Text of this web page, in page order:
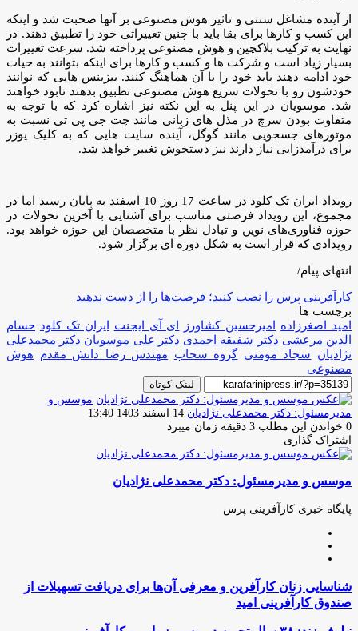
از آینده مشاغل سنتی و تاثیر هوش مصنوعی بر آنها صحبت شد و اینکه
این کسب و کارها برای بقا باید با چنین تعییراتی خود را تطبیق دهند. در
نهایت به ترکیب بلاکچین و هوش مصنوعی پرداخته شد. سرعت تغییرات
بسیار زیاد است و شرکت ها و کسب و کارها برای اینکه بتوانند به حیات
خود ادامه دهند باید خود را با آن هماهنگ کنند. بیزینس هایی که نوانند
خودشون رو با تحولات سریع هوش مصنوعی تطبیق بدهند نابود خواهند
شد. موسویان در این پنل به این نکته نیز اشاره کرد که با توجه به
متفاوت بودن سرچ در مذل های زبانی مانند چت جی پی تی نسبت به
موتورهای جسجویی مانند گوگل، آینده سایت هایی که به کلیک یوزر
برای درآمدزایی نیاز دارند نیز دستخوش تغییر خواهد شد.
رویداد ایران تک کلود در ساعت 17 روز 10 اسفند به پایان رسید اما در
مجموع، این رویداد فرصتی مناسب برای آشنایی با آخرین تحولات در
حوزه فناوری‌های نوین و تبادل نظر با متخصصان این حوزه خواهد بود.
رویدادی که قرار است به شکل دوره ای برگزار شود.
انتهای پیام/
کارآفرینی پرس را نصب کنید؛ فرصت‌ها را از دست ندهید
برچسب ها
امید اصغرزاده امیرحسین کشاورز ای آی ایجنت ایران تک کلود حسام
الدین مرعشی دکتر شفیقه احمدی دکتر علی موسویان دکتر محمدعلی
نژادیان
سجاد مومنی گروه سحاب مهندس رضا دانش مقدم
هوش
مصنوعی
لینک کوتاه
موسس و
مدیرمسئول: دکتر محمدعلی نژادیان ارسال
ایمیل
14 اسفند 1403 13:40
0 خواندن این مطلب 3 دقیقه زمان میبرد
اشتراک گذاری
فیس
توئیتر
لینکدین
واتس
تلگرام
اشتراک
از
ایمیل
چاپ
موسس و مدیرمسئول: دکتر محمدعلی نژادیان
پایگاه خبری کارآفرینی پرس
شناسایی
زنان
کارآفرین
شناسایی زنان کارآفرین و معرفی آن‌ها برای دریافت تسهیلات از
صندوق کارآفرینی امید